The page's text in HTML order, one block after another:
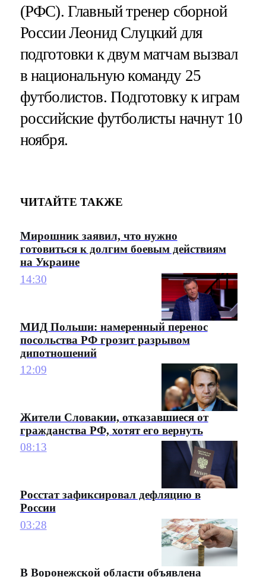
(РФС). Главный тренер сборной
России Леонид Слуцкий для
подготовки к двум матчам вызвал
в национальную команду 25
футболистов. Подготовку к играм
российские футболисты начнут 10
ноября.
ЧИТАЙТЕ ТАКЖЕ
Мирошник заявил, что нужно
готовиться к долгим боевым действиям
на Украине
14:30
МИД Польши: намеренный перенос
посольства РФ грозит разрывом
дипотношений
12:09
Жители Словакии, отказавшиеся от
гражданства РФ, хотят его вернуть
08:13
Росстат зафиксировал дефляцию в
России
03:28
В Воронежской области объявлена